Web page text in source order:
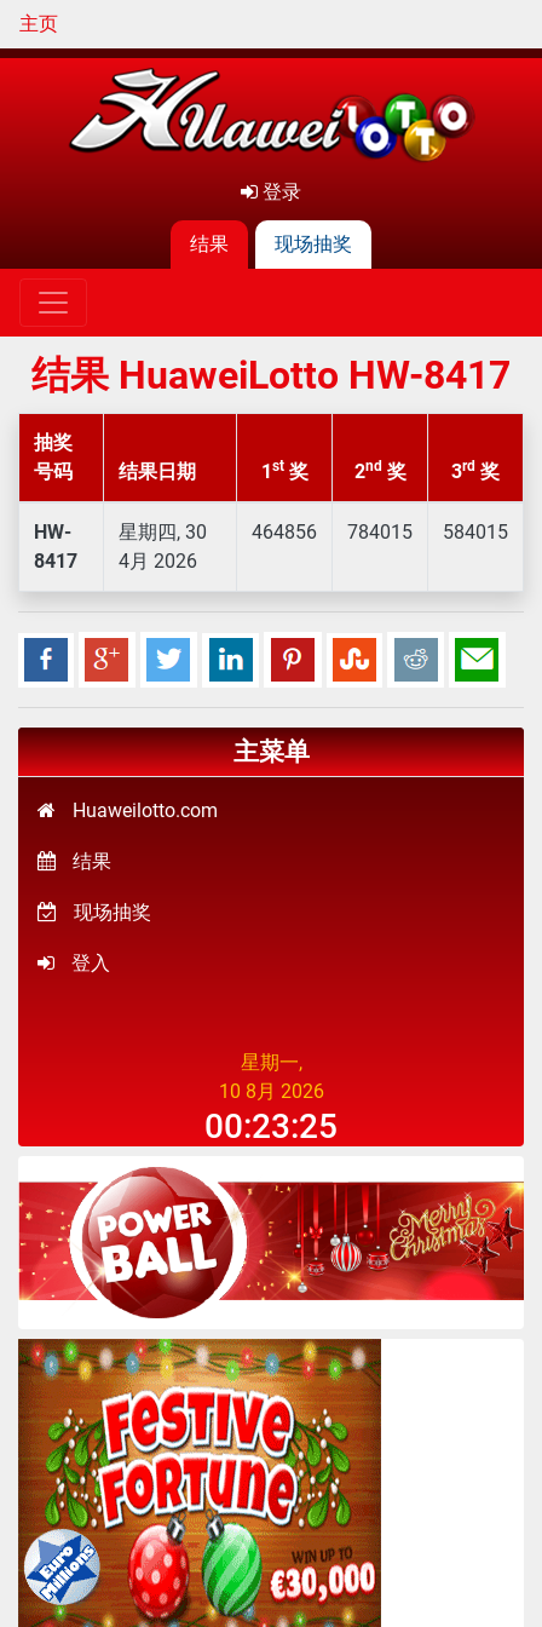
主页
登录
结果 现场抽奖
结果 HuaweiLotto HW-8417
抽奖
号码
结果日期 1 st奖 2nd 奖 3rd 奖
HW-
8417
星期四, 30
4月 2026
464856 784015 584015
主菜单
Huaweilotto.com
结果
现场抽奖
登入
星期一,
10 8月 2026
00:23:25